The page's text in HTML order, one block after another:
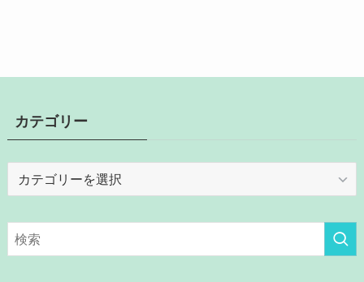
カテゴリー
リ
ー